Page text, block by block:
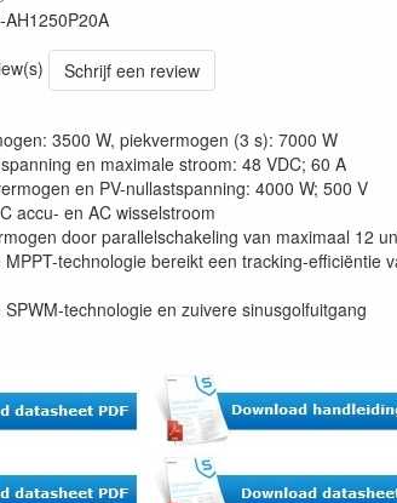
AH1250P20A
Schrijf een review
3500 W, piekvermogen (3 s): 7000 W
en maximale stroom: 48 VDC; 60 A
en PV-nullastspanning: 4000 W; 500 V
accu- en AC wisselstroom
door parallelschakeling van maximaal 12
technologie bereikt een tracking-efficiëntie
technologie en zuivere sinusgolfuitgang